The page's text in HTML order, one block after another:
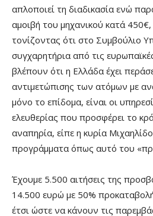
απλοποιεί τη διαδικασία ενώ
αμοιβή του μηχανικού κατά
τονίζοντας ότι στο Συμβούλιο
συγχαρητήρια από τις
βλέπουν ότι η Ελλάδα έχει
αντιμετώπισης των ατόμων με
μόνο το επίδομα, είναι οι
ελευθερίας που προσφέρει το
αναπηρία, είπε η κυρία
προγράμματα όπως αυτό του
Έχουμε 5.500 αιτήσεις της
14.500 ευρώ με 50%
έτσι ώστε να κάνουν τις